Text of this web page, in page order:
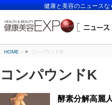
健康と美容のニュース
HOME > コンパウンドK
コンパウンドK
酵素分解高麗